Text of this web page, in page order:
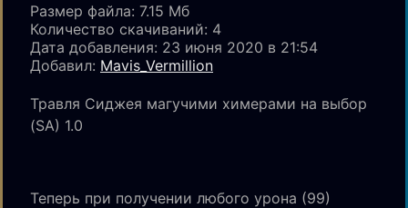
Размер файла: 7.15 Мб
Количество скачиваний: 4
Дата добавления: 23 июня 2020 в 21:54
Добавил: Mavis_Vermillion
Травля Сиджея магучими химерами на выбор
(SA) 1.0
Теперь при получении любого урона (99)